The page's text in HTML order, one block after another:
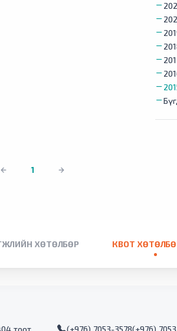
1
ХӨТӨЛБӨР КВОТ